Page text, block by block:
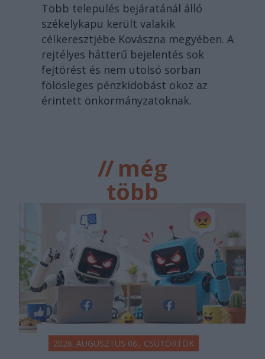
Több település bejáratánál álló
székelykapu került valakik
célkeresztjébe Kovászna megyében. A
rejtélyes hátterű bejelentés sok
fejtörést és nem utolsó sorban
fölösleges pénzkidobást okoz az
érintett önkormányzatoknak.
//még
több
főtér.ro
2026. AUGUSZTUS 06., CSÜTÖRTÖK